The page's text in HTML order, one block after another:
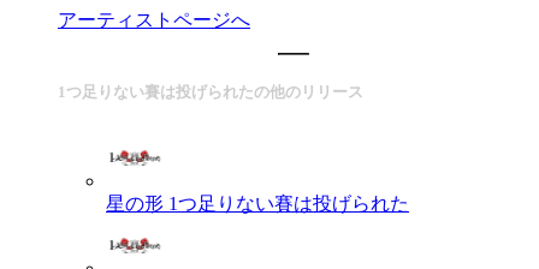
アーティストページへ
1つ足りない賽は投げられたの他のリリース
星の形 1つ足りない賽は投げられた